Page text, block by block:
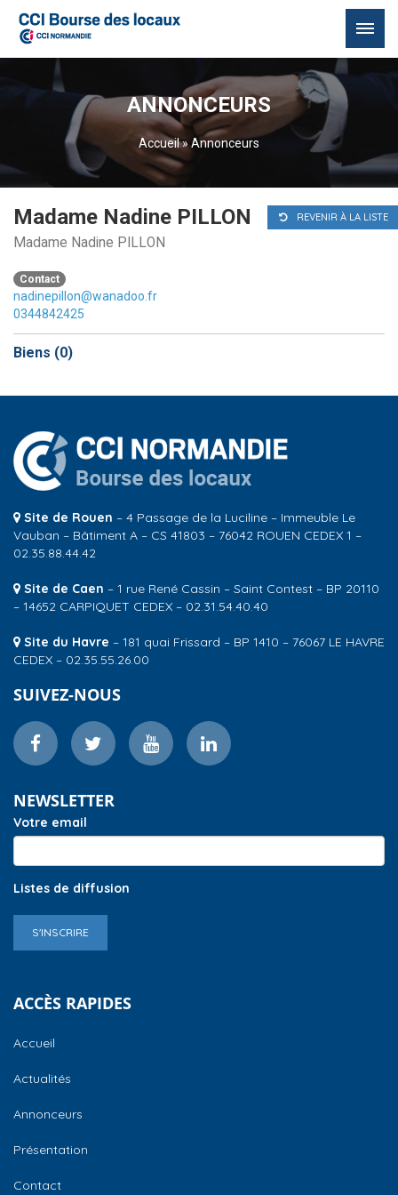
ANNONCEURS
Accueil»Annonceurs
REVENIR À LA LISTE
Madame Nadine PILLON
Madame Nadine PILLON
Contact
nadinepillon@wanadoo.fr
0344842425
Biens (0)
Site de Rouen – 4 Passage de la Luciline – Immeuble Le
Vauban – Bâtiment A – CS 41803 – 76042 ROUEN CEDEX 1 –
02.35.88.44.42
Site de Caen – 1 rue René Cassin – Saint Contest – BP 20110
– 14652 CARPIQUET CEDEX – 02.31.54.40.40
Site du Havre – 181 quai Frissard – BP 1410 – 76067 LE HAVRE
CEDEX – 02.35.55.26.00
SUIVEZ-NOUS
NEWSLETTER
Votre email
Listes de diffusion
S'INSCRIRE
ACCÈS RAPIDES
Accueil
Actualités
Annonceurs
Présentation
Contact